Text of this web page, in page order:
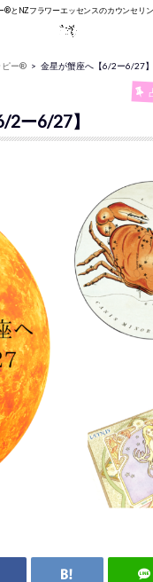
®︎とNZフラワーエッセンスのカウンセリ
ピー® 金星が蟹座へ【6/2ー6/27】
2ー6/27】